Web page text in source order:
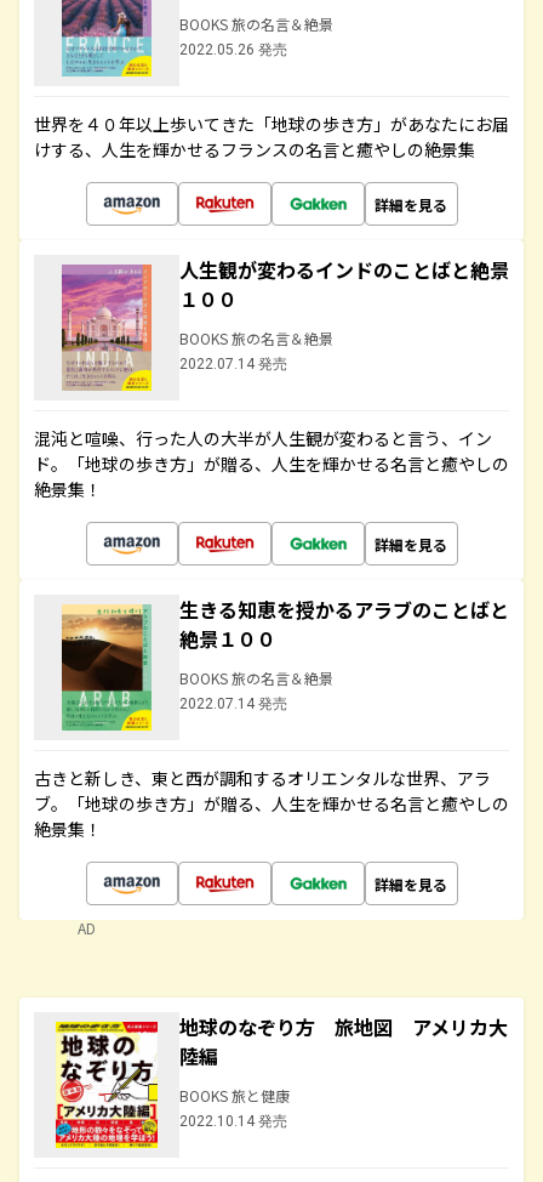
BOOKS 旅の名言＆絶景
2022.05.26 発売
世界を４０年以上歩いてきた「地球の歩き方」があなたにお届
けする、人生を輝かせるフランスの名言と癒やしの絶景集
詳細を見る
人生観が変わるインドのことばと絶景
１００
BOOKS 旅の名言＆絶景
2022.07.14 発売
混沌と喧噪、行った人の大半が人生観が変わると言う、イン
ド。「地球の歩き方」が贈る、人生を輝かせる名言と癒やしの
絶景集！
詳細を見る
生きる知恵を授かるアラブのことばと
絶景１００
BOOKS 旅の名言＆絶景
2022.07.14 発売
古きと新しき、東と西が調和するオリエンタルな世界、アラ
ブ。「地球の歩き方」が贈る、人生を輝かせる名言と癒やしの
絶景集！
詳細を見る
AD
地球のなぞり方 旅地図 アメリカ大
陸編
BOOKS 旅と健康
2022.10.14 発売